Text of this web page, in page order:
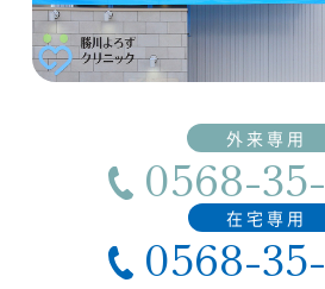
0568-
0568-